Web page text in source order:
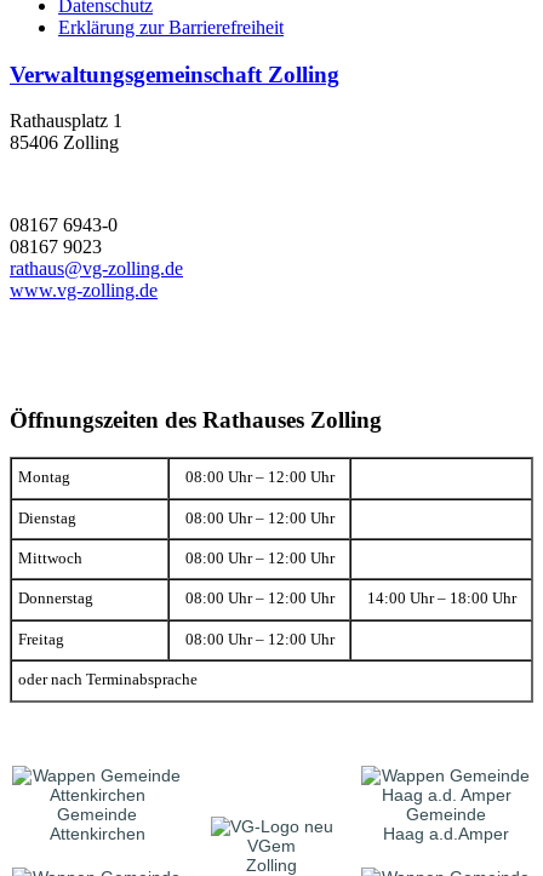
Datenschutz
Erklärung zur Barrierefreiheit
Verwaltungsgemeinschaft Zolling
Rathausplatz 1
85406 Zolling
08167 6943-0
08167 9023
rathaus@vg-zolling.de
www.vg-zolling.de
Öffnungszeiten des Rathauses Zolling
Montag 08:00 Uhr – 12:00 Uhr
Dienstag 08:00 Uhr – 12:00 Uhr
Mittwoch 08:00 Uhr – 12:00 Uhr
Donnerstag 08:00 Uhr – 12:00 Uhr 14:00 Uhr – 18:00 Uhr
Freitag 08:00 Uhr – 12:00 Uhr
oder nach Terminabsprache
Gemeinde
Attenkirchen
VGem
Zolling
Gemeinde
Haag a.d.Amper